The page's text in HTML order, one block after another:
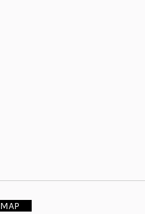
MAP